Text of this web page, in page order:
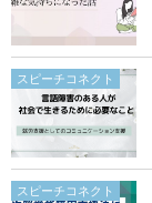
スピーチコネクト
スピーチコネクト